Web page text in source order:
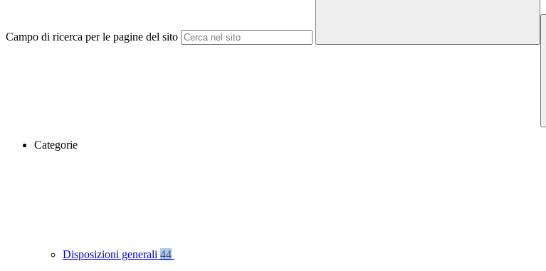
Campo di ricerca per le pagine del sito
Categorie
Disposizioni generali 44